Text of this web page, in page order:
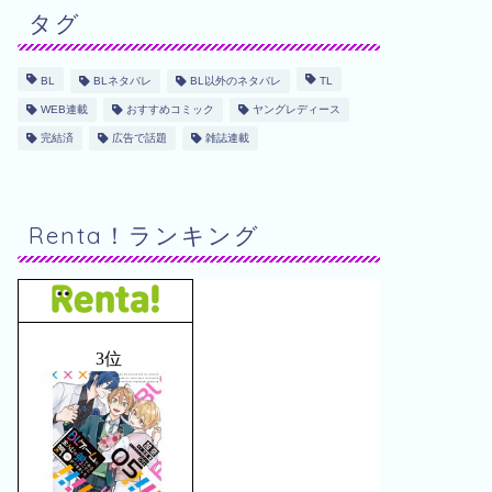
タグ
BL BLネタバレ BL以外のネタバレ TL
WEB連載 おすすめコミック ヤングレディース
完結済 広告で話題 雑誌連載
Renta！ランキング